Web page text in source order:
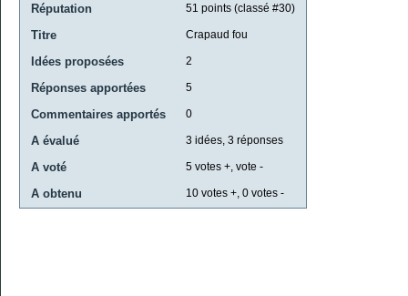
Réputation 51 points (classé #30)
Titre Crapaud fou
Idées proposées 2
Réponses apportées 5
Commentaires apportés 0
A évalué 3 idées, 3 réponses
A voté 5 votes +, vote -
A obtenu 10 votes +, 0 votes -